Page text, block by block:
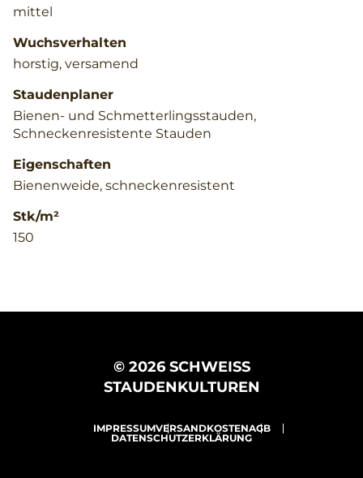
mittel
Wuchsverhalten
horstig, versamend
Staudenplaner
Bienen- und Schmetterlingsstauden,
Schneckenresistente Stauden
Eigenschaften
Bienenweide, schneckenresistent
Stk/m²
150
© 2026 SCHWEISS
STAUDENKULTUREN
IMPRESSUMVERSANDKOSTENAGB
DATENSCHUTZERKLÄRUNG